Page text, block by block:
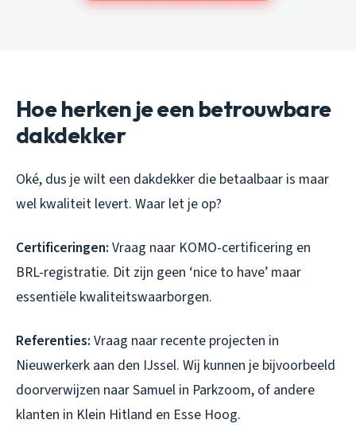
Hoe herken je een betrouwbare
dakdekker
Oké, dus je wilt een dakdekker die betaalbaar is maar
wel kwaliteit levert. Waar let je op?
Certificeringen: Vraag naar KOMO-certificering en
BRL-registratie. Dit zijn geen ‘nice to have’ maar
essentiële kwaliteitswaarborgen.
Referenties: Vraag naar recente projecten in
Nieuwerkerk aan den IJssel. Wij kunnen je bijvoorbeeld
doorverwijzen naar Samuel in Parkzoom, of andere
klanten in Klein Hitland en Esse Hoog.